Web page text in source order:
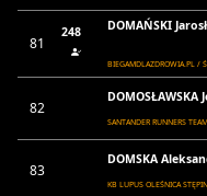
81
248 DOMAŃSKI
BIEGAMDLAZDROWIA.PL /
82
DOMOSŁAWSKA
SANTANDER RUNNERS
83
DOMSKA
KB LUPUS OLEŚNICA STĘPIN